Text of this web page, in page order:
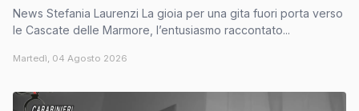
News Stefania Laurenzi La gioia per una gita fuori porta verso
le Cascate delle Marmore, l’entusiasmo raccontato...
Martedì, 04 Agosto 2026